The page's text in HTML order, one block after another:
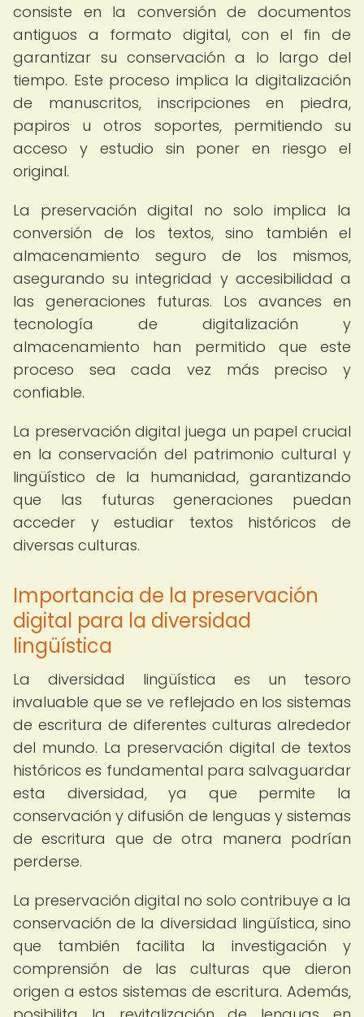
consiste en la conversión de documentos
antiguos a formato digital, con el fin de
garantizar su conservación a lo largo del
tiempo. Este proceso implica la digitalización
de manuscritos, inscripciones en piedra,
papiros u otros soportes, permitiendo su
acceso y estudio sin poner en riesgo el
original.
La preservación digital no solo implica la
conversión de los textos, sino también el
almacenamiento seguro de los mismos,
asegurando su integridad y accesibilidad a
las generaciones futuras. Los avances en
tecnología de digitalización y
almacenamiento han permitido que este
proceso sea cada vez más preciso y
confiable.
La preservación digital juega un papel crucial
en la conservación del patrimonio cultural y
lingüístico de la humanidad, garantizando
que las futuras generaciones puedan
acceder y estudiar textos históricos de
diversas culturas.
Importancia de la preservación
digital para la diversidad
lingüística
La diversidad lingüística es un tesoro
invaluable que se ve reflejado en los sistemas
de escritura de diferentes culturas alrededor
del mundo. La preservación digital de textos
históricos es fundamental para salvaguardar
esta diversidad, ya que permite la
conservación y difusión de lenguas y sistemas
de escritura que de otra manera podrían
perderse.
La preservación digital no solo contribuye a la
conservación de la diversidad lingüística, sino
que también facilita la investigación y
comprensión de las culturas que dieron
origen a estos sistemas de escritura. Además,